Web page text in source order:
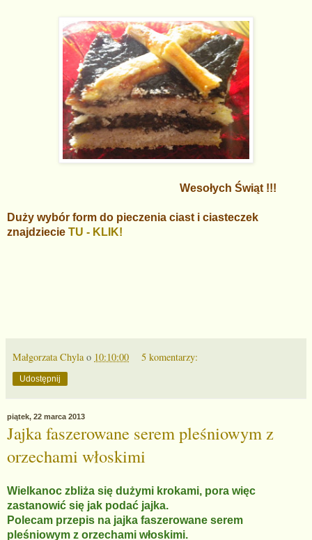
Wesołych Świąt !!!
Duży wybór form do pieczenia ciast i ciasteczek
znajdziecie TU - KLIK!
Małgorzata Chyla o 10:10:00 5 komentarzy:
Udostępnij
piątek, 22 marca 2013
Jajka faszerowane serem pleśniowym z
orzechami włoskimi
Wielkanoc zbliża się dużymi krokami, pora więc
zastanowić się jak podać jajka.
Polecam przepis na jajka faszerowane serem
pleśniowym z orzechami włoskimi.